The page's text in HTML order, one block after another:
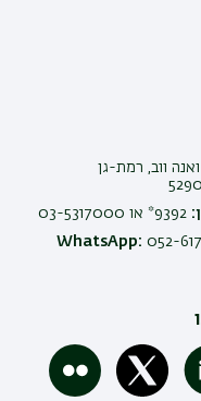
ווב, רמת-גן
9392* או 03-5317000
WhatsApp: 052-